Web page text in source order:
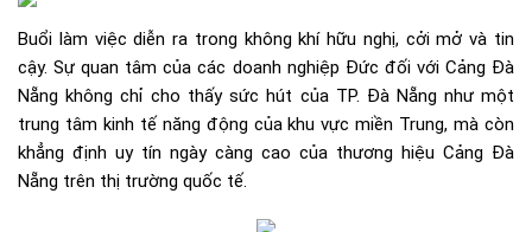
Buổi làm việc diễn ra trong không khí hữu nghị, cởi mở và tin
cậy. Sự quan tâm của các doanh nghiệp Đức đối với Cảng Đà
Nẵng không chỉ cho thấy sức hút của TP. Đà Nẵng như một
trung tâm kinh tế năng động của khu vực miền Trung, mà còn
khẳng định uy tín ngày càng cao của thương hiệu Cảng Đà
Nẵng trên thị trường quốc tế.